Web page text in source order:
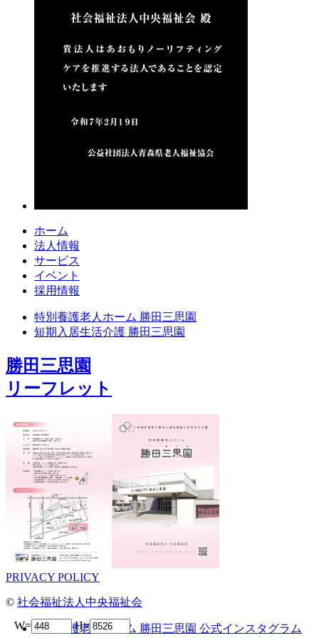
W= H=
ホーム
法人情報
サービス
イベント
採用情報
特別養護老人ホーム 勝田三思園
短期入居生活介護 勝田三思園
勝田三思園
リーフレット
PRIVACY POLICY
© 社会福祉法人中央福祉会
特別養護老人ホーム 勝田三思園 公式インスタグラム